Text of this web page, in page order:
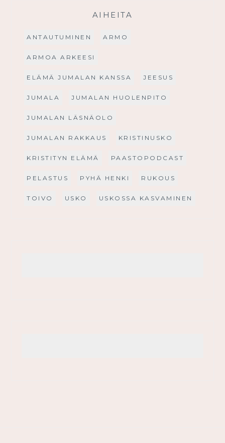
AIHEITA
ANTAUTUMINEN ARMO
ARMOA ARKEESI
ELÄMÄ JUMALAN KANSSA JEESUS
JUMALA JUMALAN HUOLENPITO
JUMALAN LÄSNÄOLO
JUMALAN RAKKAUS KRISTINUSKO
KRISTITYN ELÄMÄ PAASTOPODCAST
PELASTUS PYHÄ HENKI RUKOUS
TOIVO USKO USKOSSA KASVAMINEN